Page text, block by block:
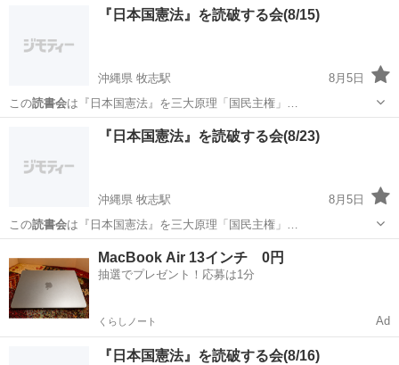
『日本国憲法』を読破する会(8/15)
沖縄県 牧志駅
8月5日
この読書会は『日本国憲法』を三大原理「国民主権」…
牧志駅 ワークショップ 読書会
『日本国憲法』を読破する会(8/23)
沖縄県 牧志駅
8月5日
この読書会は『日本国憲法』を三大原理「国民主権」…
セミナー 読書会
MacBook Air 13インチ 0円
抽選でプレゼント！応募は1分
くらしノート Ad
『日本国憲法』を読破する会(8/16)